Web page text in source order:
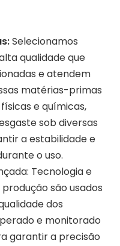
Selecionamos
qualidade que
e atendem
matérias-primas
e químicas,
sob diversas
a estabilidade e
o uso.
Tecnologia e
são usados
dos
e monitorado
garantir a precisão